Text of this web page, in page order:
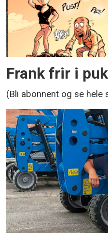
Frank frir i
(Bli abonnent og se hele